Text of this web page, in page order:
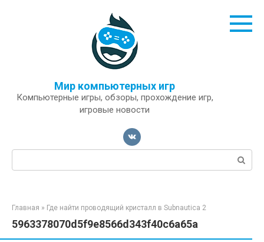
Мир компьютерных игр
Компьютерные игры, обзоры, прохождение игр,
игровые новости
Поиск:
Главная » Где найти проводящий кристалл в Subnautica 2
5963378070d5f9e8566d343f40c6a65a